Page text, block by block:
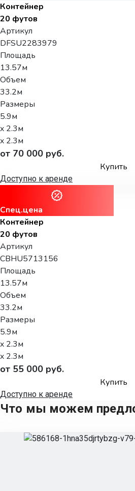
Контейнер
20 футов
Артикул
DFSU2283979
Площадь
13.57м
Объем
33.2м
Размеры
5.9м
x 2.3м
x 2.3м
от 70 000 руб.
Купить
Доступно к аренде
Спец.цена
Контейнер
20 футов
Артикул
CBHU5713156
Площадь
13.57м
Объем
33.2м
Размеры
5.9м
x 2.3м
x 2.3м
от 55 000 руб.
Купить
Доступно к аренде
Что мы можем